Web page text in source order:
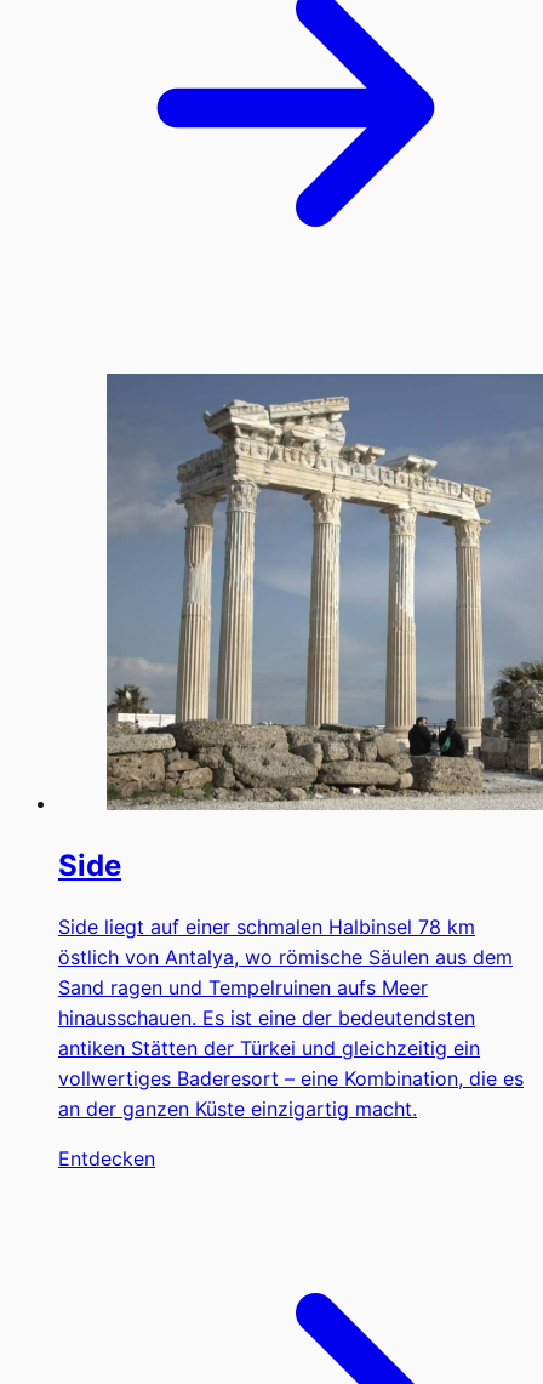
Side
Side liegt auf einer schmalen Halbinsel 78 km
östlich von Antalya, wo römische Säulen aus dem
Sand ragen und Tempelruinen aufs Meer
hinausschauen. Es ist eine der bedeutendsten
antiken Stätten der Türkei und gleichzeitig ein
vollwertiges Baderesort – eine Kombination, die es
an der ganzen Küste einzigartig macht.
Entdecken